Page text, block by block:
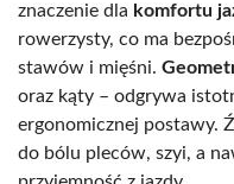
znaczenie dla komfortu
rowerzysty, co ma
stawów i mięśni.
oraz kąty – odgrywa
ergonomicznej postawy.
do bólu pleców, szyi, a